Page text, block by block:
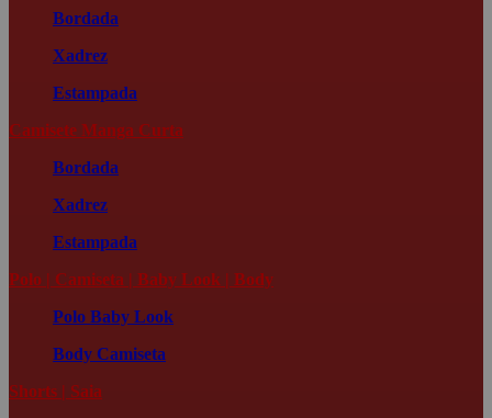
Bordada
Xadrez
Estampada
Camisete Manga Curta
Bordada
Xadrez
Estampada
Polo | Camiseta | Baby Look | Body
Polo Baby Look
Body Camiseta
Shorts | Saia